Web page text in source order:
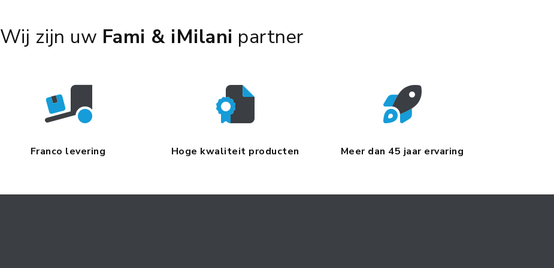
Wij zijn uw Fami & iMilani partner
Franco levering Hoge kwaliteit producten Meer dan 45 jaar ervaring